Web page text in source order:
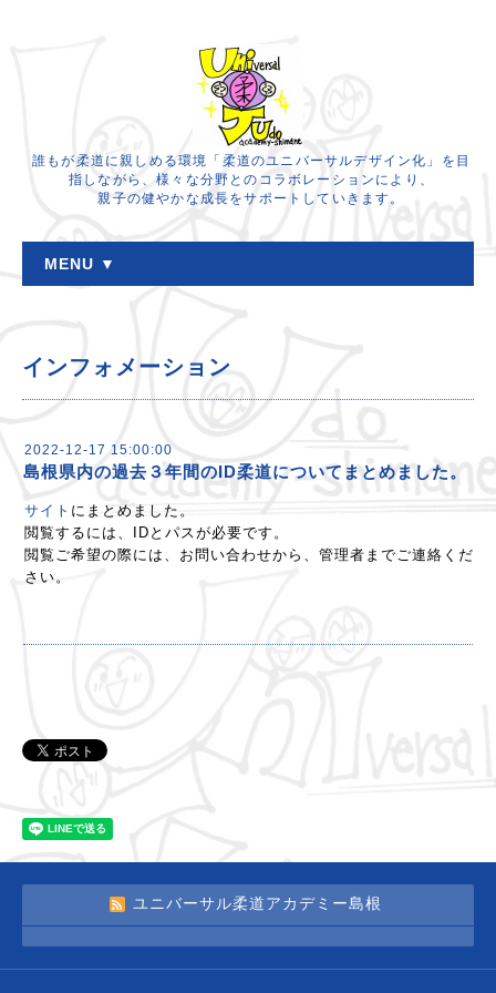
誰もが柔道に親しめる環境「柔道のユニバーサルデザイン化」を目
指しながら、様々な分野とのコラボレーションにより、
親子の健やかな成長をサポートしていきます。
MENU ▼
インフォメーション
2022-12-17 15:00:00
島根県内の過去３年間のID柔道についてまとめました。
サイト にまとめました。
閲覧するには、IDとパスが必要です。
閲覧ご希望の際には、お問い合わせから、管理者までご連絡くだ
さい。
ユニバーサル柔道アカデミー島根